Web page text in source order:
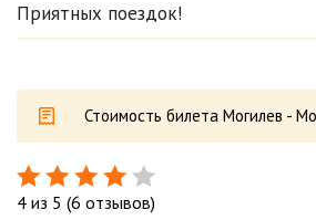
Приятных поездок!
4 из 5 (6 отзывов)
Стоимость билета Могилев -